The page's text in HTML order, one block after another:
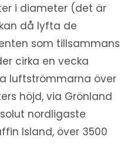
i diameter (det är
då lyfta de
som tillsammans
cirka en vecka
luftströmmarna över
höjd, via Grönland
nordligaste
Island, över 3500